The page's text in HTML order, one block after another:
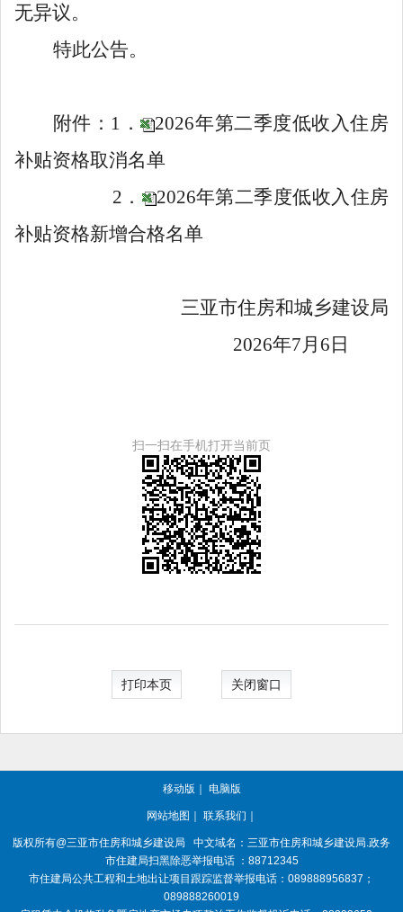
无异议。
特此公告。
附件： 1 ．
2026年第二季度低收入住房
补贴资格取消名单
2 ．
2026年第二季度低收入住房
补贴资格新增合格名单
三亚市住房和城乡建设局
2026年7 月 6 日
扫一扫在手机打开当前页
打印本页 关闭窗口
移动版 ｜ 电脑版
网站地图 ｜ 联系我们 ｜
版权所有@三亚市住房和城乡建设局
中文域名：三亚市住房和城乡建设局.政务
市住建局扫黑除恶举报电话 ：88712345
市住建局公共工程和土地出让项目跟踪监督举报电话：089888956837；
089888260019